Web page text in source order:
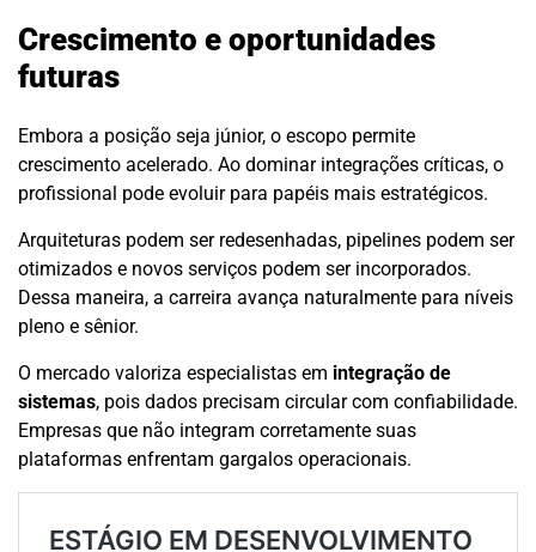
Crescimento e oportunidades
futuras
Embora a posição seja júnior, o escopo permite
crescimento acelerado. Ao dominar integrações críticas, o
profissional pode evoluir para papéis mais estratégicos.
Arquiteturas podem ser redesenhadas, pipelines podem ser
otimizados e novos serviços podem ser incorporados.
Dessa maneira, a carreira avança naturalmente para níveis
pleno e sênior.
O mercado valoriza especialistas em integração de
sistemas, pois dados precisam circular com confiabilidade.
Empresas que não integram corretamente suas
plataformas enfrentam gargalos operacionais.